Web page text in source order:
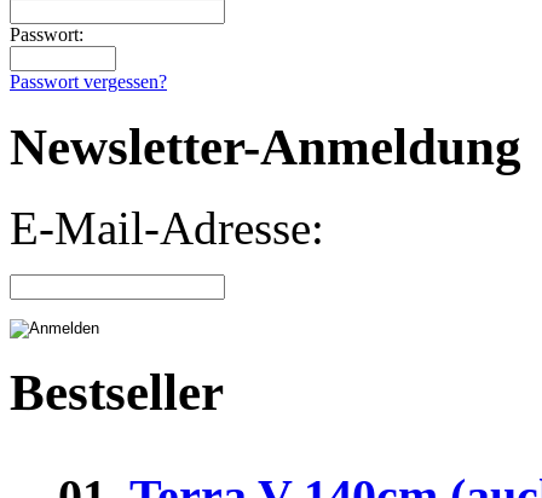
Passwort:
Passwort vergessen?
Newsletter-Anmeldung
E-Mail-Adresse:
Bestseller